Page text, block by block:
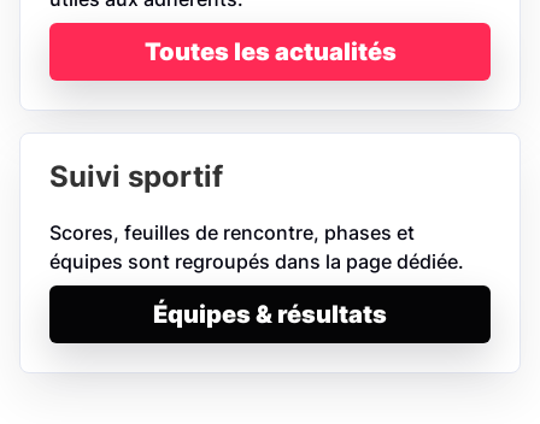
Toutes les actualités
Suivi sportif
Scores, feuilles de rencontre, phases et
équipes sont regroupés dans la page dédiée.
Équipes & résultats